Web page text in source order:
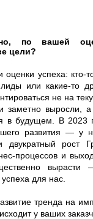
по вашей
цели?
оценки успеха: кто-
или какие-то
не на
заметно выросли,
в будущем. В 2023
развития — у
двукратный рост
процессов и
для нас.
тренда на
у ваших